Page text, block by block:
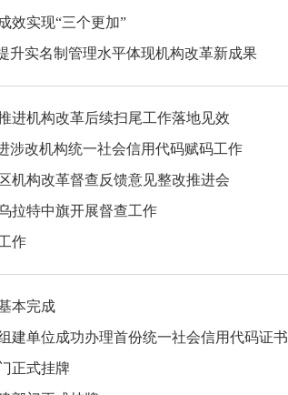
效实现“三个更加”
升实名制管理水平体现机构改革新成果
进机构改革后续扫尾工作落地见效
涉改机构统一社会信用代码赋码工作
机构改革督查反馈意见整改推进会
拉特中旗开展督查工作
作
本完成
建单位成功办理首份统一社会信用代码证书
正式挂牌